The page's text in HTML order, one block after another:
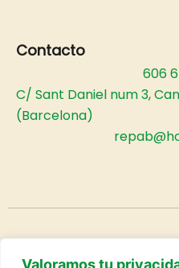
Valoramos tu
Contacto
606
C/ Sant Daniel num 3,
(Barcelona)
Rebeca